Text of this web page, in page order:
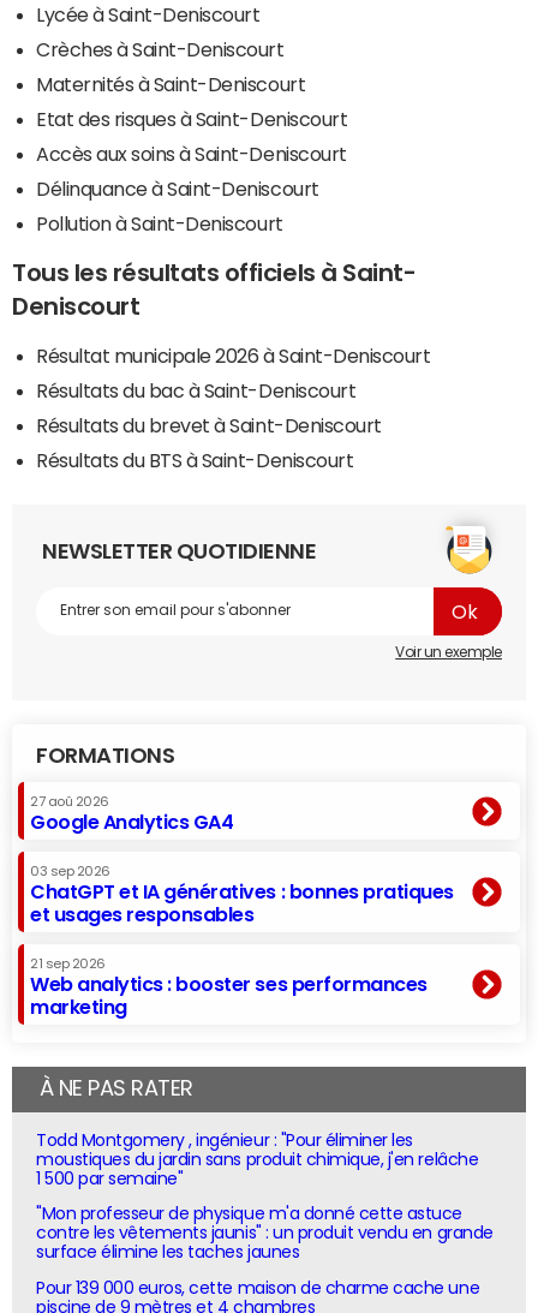
Lycée à Saint-Deniscourt
Crèches à Saint-Deniscourt
Maternités à Saint-Deniscourt
Etat des risques à Saint-Deniscourt
Accès aux soins à Saint-Deniscourt
Délinquance à Saint-Deniscourt
Pollution à Saint-Deniscourt
Tous les résultats officiels à Saint-
Deniscourt
Résultat municipale 2026 à Saint-Deniscourt
Résultats du bac à Saint-Deniscourt
Résultats du brevet à Saint-Deniscourt
Résultats du BTS à Saint-Deniscourt
NEWSLETTER QUOTIDIENNE
Voir un exemple
FORMATIONS
27 aoû 2026
Google Analytics GA4
03 sep 2026
ChatGPT et IA génératives : bonnes pratiques
et usages responsables
21 sep 2026
Web analytics : booster ses performances
marketing
À NE PAS RATER
Todd Montgomery , ingénieur : "Pour éliminer les
moustiques du jardin sans produit chimique, j'en relâche
1 500 par semaine"
"Mon professeur de physique m'a donné cette astuce
contre les vêtements jaunis" : un produit vendu en grande
surface élimine les taches jaunes
Pour 139 000 euros, cette maison de charme cache une
piscine de 9 mètres et 4 chambres